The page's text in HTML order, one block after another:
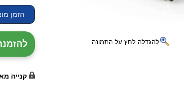
להגדלה לחץ על התמונה להזמנה
קנייה